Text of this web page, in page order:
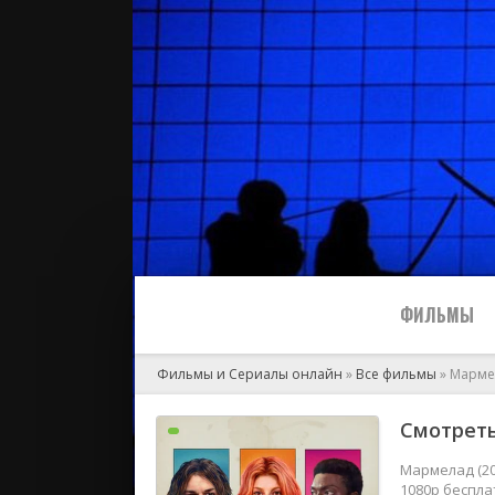
ФИЛЬМЫ
2024
Фильмы и Сериалы онлайн » Все фильмы »
Мармелад
1080p